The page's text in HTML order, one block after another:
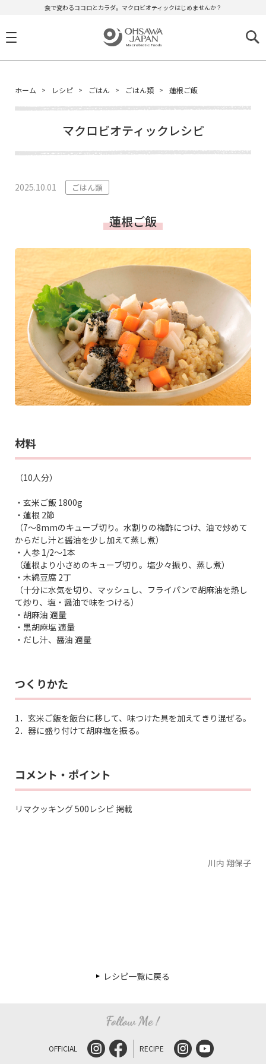
食で変わるココロとカラダ。マクロビオティックはじめませんか？
ホーム レシピ ごはん ごはん類 蓮根ご飯
マクロビオティックレシピ
2025.10.01 ごはん類
蓮根ご飯
材料
（10人分）
・玄米ご飯 1800g
・蓮根 2節
（7～8mmのキューブ切り。水割りの梅酢につけ、油で炒めて
からだし汁と醤油を少し加えて蒸し煮）
・人参 1/2～1本
（蓮根より小さめのキューブ切り。塩少々振り、蒸し煮）
・木綿豆腐 2丁
（十分に水気を切り、マッシュし、フライパンで胡麻油を熱し
て炒り、塩・醤油で味をつける）
・胡麻油 適量
・黒胡麻塩 適量
・だし汁、醤油 適量
つくりかた
1．玄米ご飯を飯台に移して、味つけた具を加えてきり混ぜる。
2．器に盛り付けて胡麻塩を振る。
コメント・ポイント
リマクッキング 500レシピ 掲載
川内 翔保子
レシピ一覧に戻る
OFFICIAL RECIPE